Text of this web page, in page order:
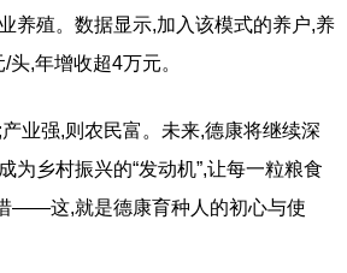
养殖。数据显示,加入该模式的养户,养
,年增收超4万元。
强,则农民富。未来,德康将继续深
为乡村振兴的“发动机”,让每一粒粮食
——这,就是德康育种人的初心与使